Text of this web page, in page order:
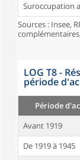
Suroccupation
Sources : Insee,
LOG T8 -
période
Période
Avant 1919
De 1919 à 1945